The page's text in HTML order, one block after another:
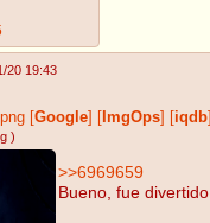
20 19:43
Google ImgOps iqdb
)
>>6969659
Bueno, fue divertido